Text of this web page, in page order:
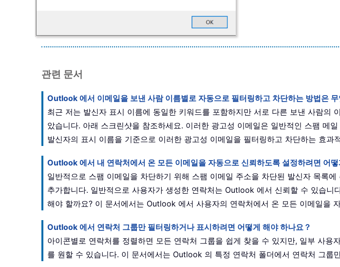
관련 문서
Outlook 에서 이메일을 보낸 사람 이름별로 자동으로 필터링하고 차단하는 방법은 무
최근 저는 발신자 표시 이름에 동일한 키워드를 포함하지만 서로 다른 보낸 사람
았습니다. 아래 스크린샷을 참조하세요. 이러한 광고성 이메일은 일반적인 스팸
발신자의 표시 이름을 기준으로 이러한 광고성 이메일을 필터링하고 차단하는 효과
Outlook 에서 내 연락처에서 온 모든 이메일을 자동으로 신뢰하도록 설정하려면 어떻
일반적으로 스팸 이메일을 차단하기 위해 스팸 이메일 주소을 차단된 발신자 목록
추가합니다. 일반적으로 사용자가 생성한 연락처는 Outlook 에서 신뢰할 수 있습
해야 할까요? 이 문서에서는 Outlook 에서 사용자의 연락처에서 온 모든 이메일을
Outlook 에서 연락처 그룹만 필터링하거나 표시하려면 어떻게 해야 하나요？
아이콘별로 연락처를 정렬하면 모든 연락처 그룹을 쉽게 찾을 수 있지만, 일부 사
를 원할 수 있습니다. 이 문서에서는 Outlook 의 특정 연락처 폴더에서 연락처 그룹